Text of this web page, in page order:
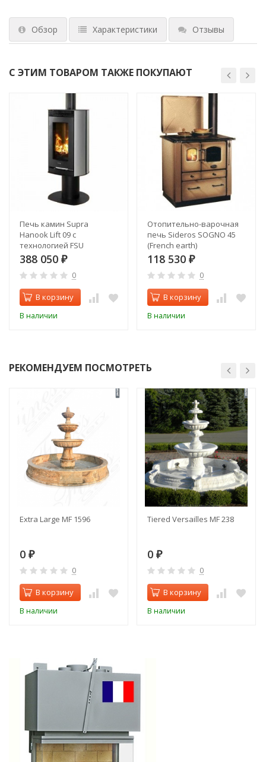
Обзор Характеристики Отзывы
С ЭТИМ ТОВАРОМ ТАКЖЕ ПОКУПАЮТ
Печь камин Supra
Hanook Lift 09 с
технологией FSU
388 050 ₽
0
В корзину
В наличии
Отопительно-варочная
печь Sideros SOGNO 45
(French earth)
118 530 ₽
0
В корзину
В наличии
РЕКОМЕНДУЕМ ПОСМОТРЕТЬ
Extra Large MF 1596
0 ₽
0
В корзину
В наличии
Tiered Versailles MF 238
0 ₽
0
В корзину
В наличии